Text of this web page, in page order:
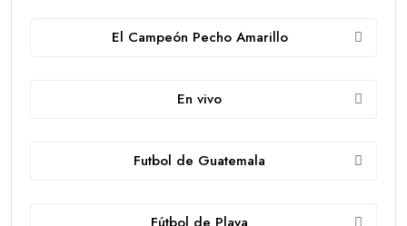
El Campeón Pecho Amarillo
En vivo
Futbol de Guatemala